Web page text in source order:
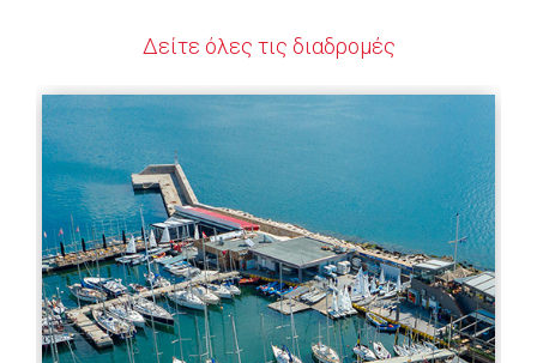
Δείτε όλες τις διαδρομές